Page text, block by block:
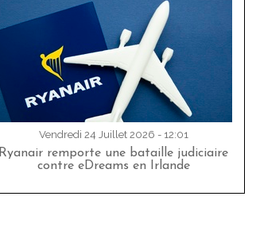
Vendredi 24 Juillet 2026 - 12:01
Ryanair remporte une bataille judiciaire
contre eDreams en Irlande